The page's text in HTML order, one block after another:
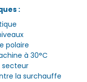
:
polaire
à 30°C
secteur
la surchauffe